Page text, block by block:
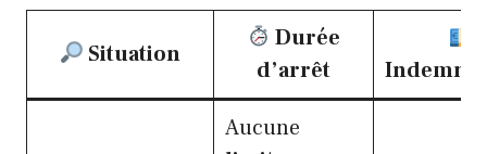
Situation
Durée
d’arrêt
Aucune